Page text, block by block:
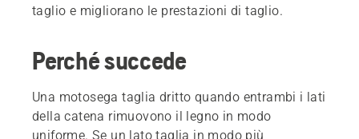
taglio e migliorano le prestazioni di taglio.
Perché succede
Una motosega taglia dritto quando entrambi i lati
della catena rimuovono il legno in modo
uniforme. Se un lato taglia in modo più